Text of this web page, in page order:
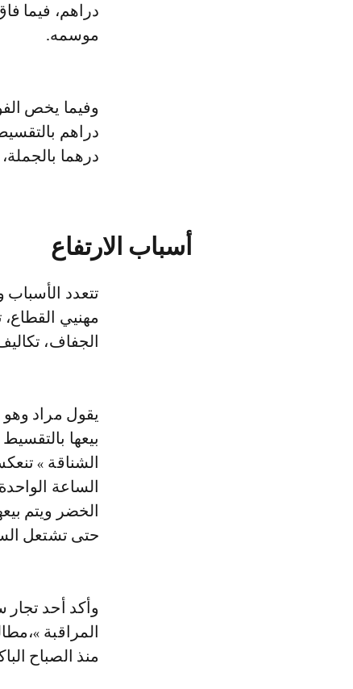
موسمه.
درهما بالجملة،
أسباب الارتفاع
تتعدد
مهنيي
الجفاف،
يقول مراد
بيعها
الشناقة »
الساعة
الخضر ويتم
حتى تشتعل
وأكد أحد
المراقبة
منذ الصباح